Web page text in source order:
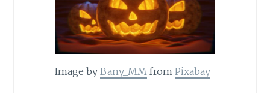
Image by Bany_MMfrom Pixabay